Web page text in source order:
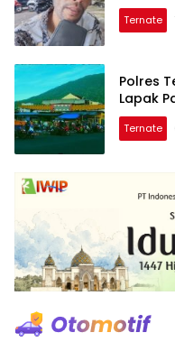
Ternate
Polres
Lapak
Ternate